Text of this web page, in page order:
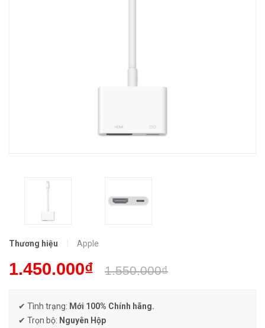
Thương hiệu Apple
1.450.000₫ 1.550.000₫
✔ Tình trạng: Mới 100% Chính hãng.
✔ Trọn bộ: Nguyên Hộp